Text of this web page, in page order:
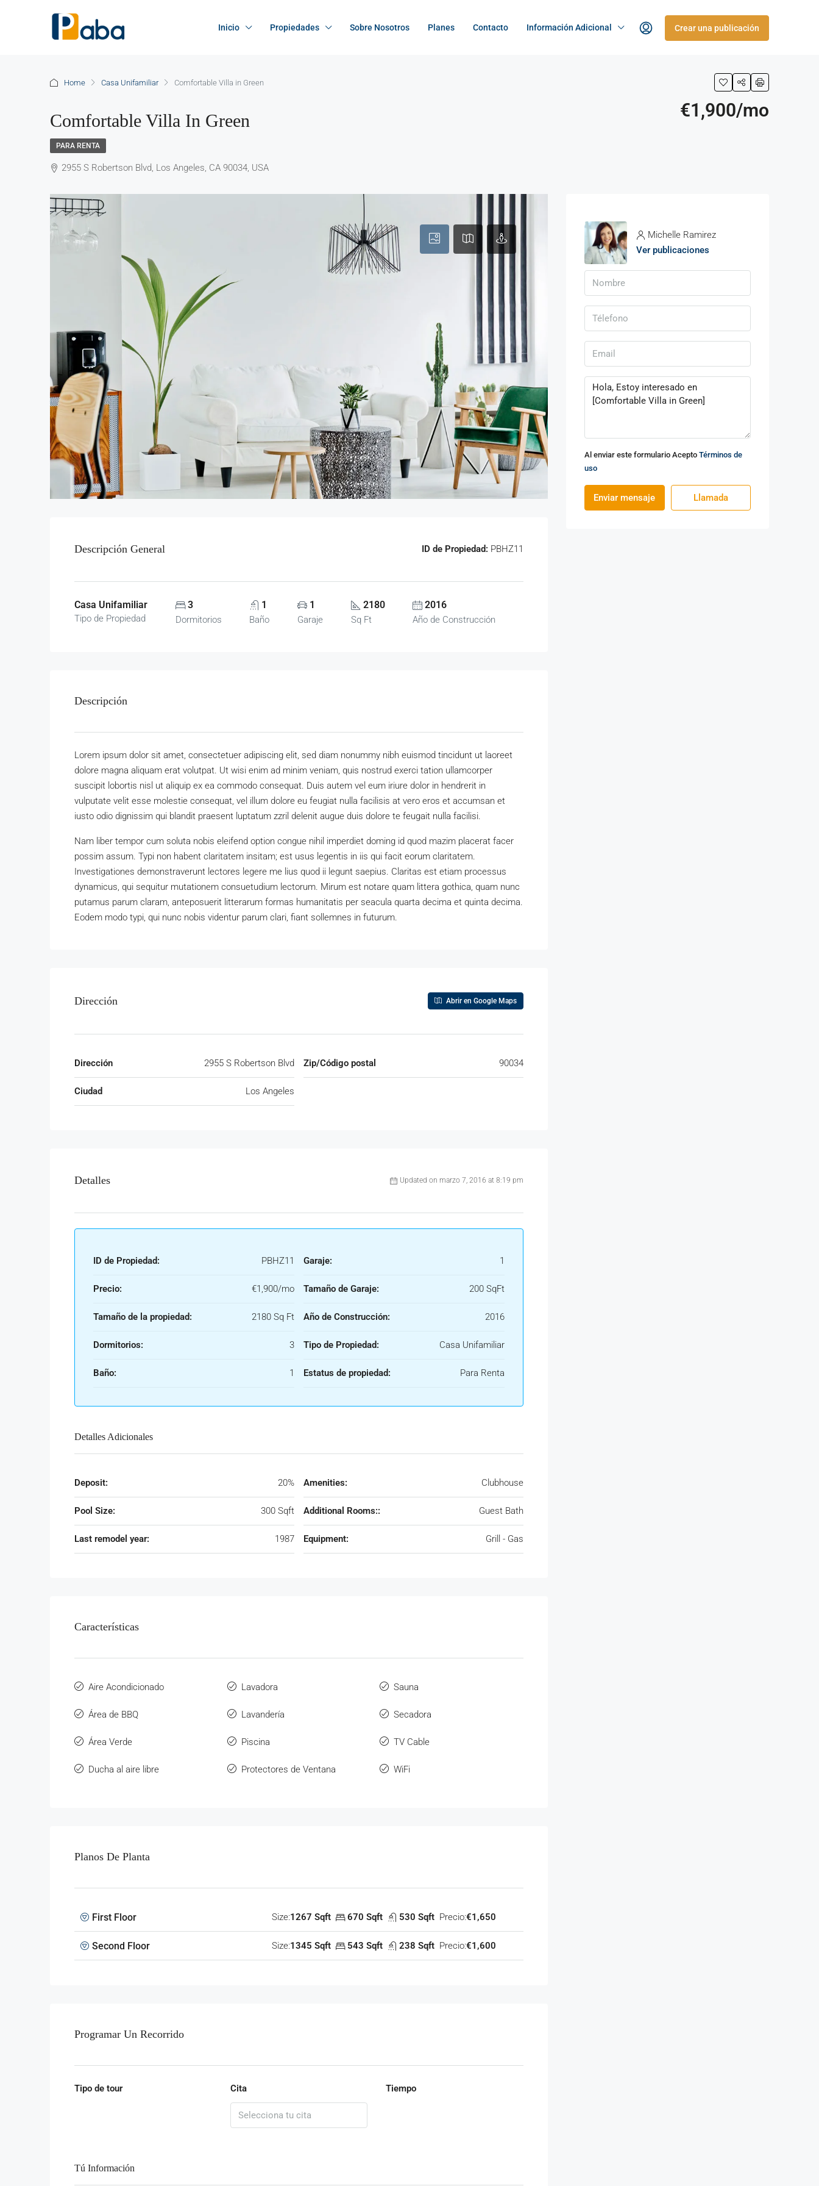
Inicio Propiedades Sobre Nosotros Planes Contacto Información Adicional Crear una publicación
Home Casa Unifamiliar Comfortable Villa in Green
Comfortable Villa In Green €1,900/mo
PARA RENTA
2955 S Robertson Blvd, Los Angeles, CA 90034, USA
Descripción General ID de Propiedad: PBHZ11
Casa Unifamiliar
Tipo de Propiedad
3
Dormitorios
1
Baño
1
Garaje
2180
Sq Ft
2016
Año de Construcción
Descripción
Lorem ipsum dolor sit amet, consectetuer adipiscing elit, sed diam nonummy nibh euismod tincidunt ut laoreet
dolore magna aliquam erat volutpat. Ut wisi enim ad minim veniam, quis nostrud exerci tation ullamcorper
suscipit lobortis nisl ut aliquip ex ea commodo consequat. Duis autem vel eum iriure dolor in hendrerit in
vulputate velit esse molestie consequat, vel illum dolore eu feugiat nulla facilisis at vero eros et accumsan et
iusto odio dignissim qui blandit praesent luptatum zzril delenit augue duis dolore te feugait nulla facilisi.
Nam liber tempor cum soluta nobis eleifend option congue nihil imperdiet doming id quod mazim placerat facer
possim assum. Typi non habent claritatem insitam; est usus legentis in iis qui facit eorum claritatem.
Investigationes demonstraverunt lectores legere me lius quod ii legunt saepius. Claritas est etiam processus
dynamicus, qui sequitur mutationem consuetudium lectorum. Mirum est notare quam littera gothica, quam nunc
putamus parum claram, anteposuerit litterarum formas humanitatis per seacula quarta decima et quinta decima.
Eodem modo typi, qui nunc nobis videntur parum clari, fiant sollemnes in futurum.
Dirección Abrir en Google Maps
Dirección 2955 S Robertson Blvd
Ciudad Los Angeles
Zip/Código postal 90034
Detalles Updated on marzo 7, 2016 at 8:19 pm
ID de Propiedad: PBHZ11
Precio: €1,900/mo
Tamaño de la propiedad: 2180 Sq Ft
Dormitorios: 3
Baño: 1
Garaje: 1
Tamaño de Garaje: 200 SqFt
Año de Construcción: 2016
Tipo de Propiedad: Casa Unifamiliar
Estatus de propiedad: Para Renta
Detalles Adicionales
Deposit: 20%
Pool Size: 300 Sqft
Last remodel year: 1987
Amenities: Clubhouse
Additional Rooms:: Guest Bath
Equipment: Grill - Gas
Características
Aire Acondicionado
Área de BBQ
Área Verde
Ducha al aire libre
Lavadora
Lavandería
Piscina
Protectores de Ventana
Sauna
Secadora
TV Cable
WiFi
Planos De Planta
First Floor Size:1267 Sqft 670 Sqft 530 Sqft Precio:€1,650
Second Floor Size:1345 Sqft 543 Sqft 238 Sqft Precio:€1,600
Programar Un Recorrido
Tipo de tour Cita Tiempo
Tú Información
Michelle Ramirez
Ver publicaciones
Al enviar este formulario Acepto Términos de
uso
Enviar mensaje Llamada